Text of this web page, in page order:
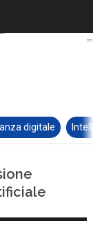
digitale